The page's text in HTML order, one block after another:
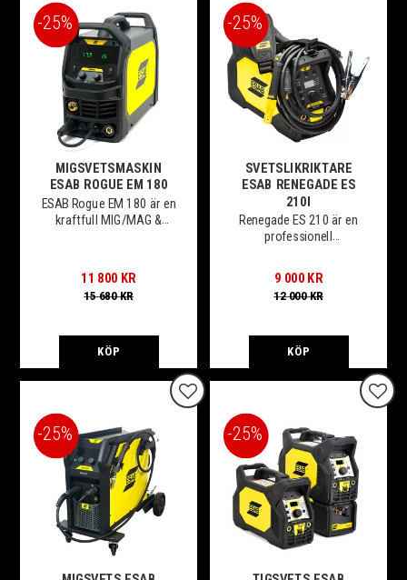
MIGSVETSMASKIN
ESAB ROGUE EM 180
ESAB Rogue EM 180 är en
kraftfull MIG/MAG &
11 800 KR
15 680KR
25%
KÖP
SVETSLIKRIKTARE
ESAB RENEGADE ES
210I
Renegade ES 210 är en
professionell
9 000 KR
12 000KR
25%
KÖP
25%
Lägg till i favoriter
25%